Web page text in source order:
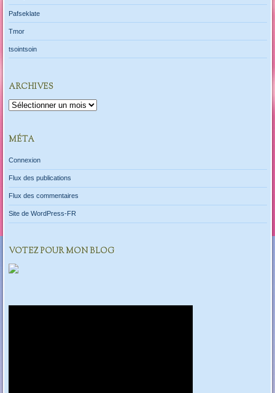
Pafseklate
Tmor
tsointsoin
ARCHIVES
Archives
MÉTA
Connexion
Flux des publications
Flux des commentaires
Site de WordPress-FR
VOTEZ POUR MON BLOG